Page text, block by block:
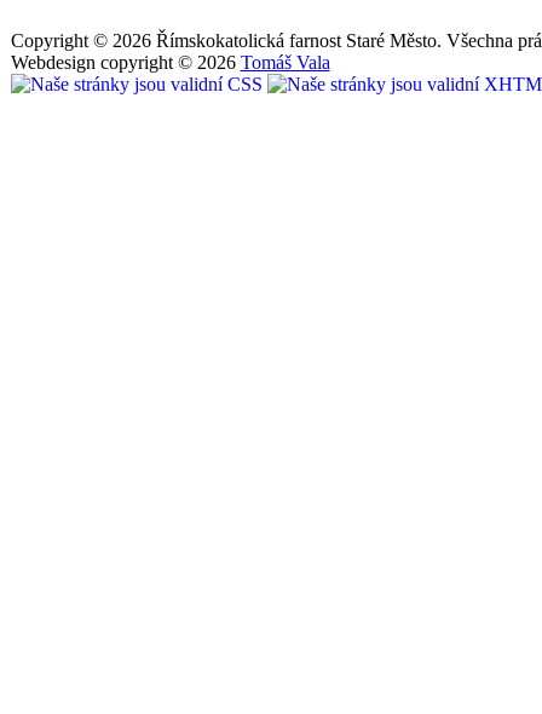
Copyright © 2026 Římskokatolická farnost Staré Město. Všechna
Webdesign copyright © 2026 Tomáš Vala